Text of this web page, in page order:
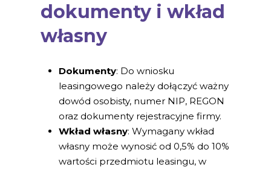
dokumenty i wkład
własny
Dokumenty: Do wniosku
leasingowego należy dołączyć ważny
dowód osobisty, numer NIP, REGON
oraz dokumenty rejestracyjne firmy.
Wkład własny: Wymagany wkład
własny może wynosić od 0,5% do 10%
wartości przedmiotu leasingu, w